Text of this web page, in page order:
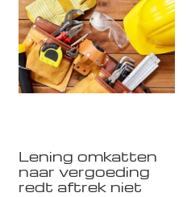
Lening omkatten
naar vergoeding
redt aftrek niet